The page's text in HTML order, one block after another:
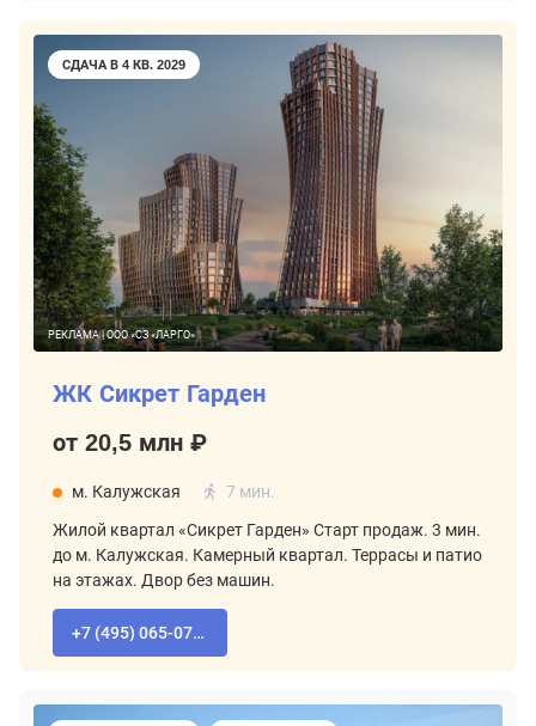
СДАЧА В 4 КВ. 2029
РЕКЛАМА | ООО «СЗ «ЛАРГО»
ЖК Сикрет Гарден
от 20,5 млн ₽
м. Калужская 7 мин.
Жилой квартал «Сикрет Гарден» Старт продаж. 3 мин.
до м. Калужская. Камерный квартал. Террасы и патио
на этажах. Двор без машин.
+7 (495) 065-07-55